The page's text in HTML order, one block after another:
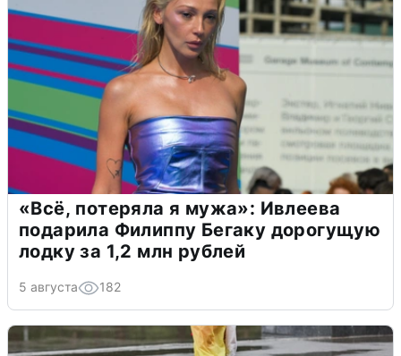
«Всё, потеряла я мужа»: Ивлеева
подарила Филиппу Бегаку дорогущую
лодку за 1,2 млн рублей
5 августа 182